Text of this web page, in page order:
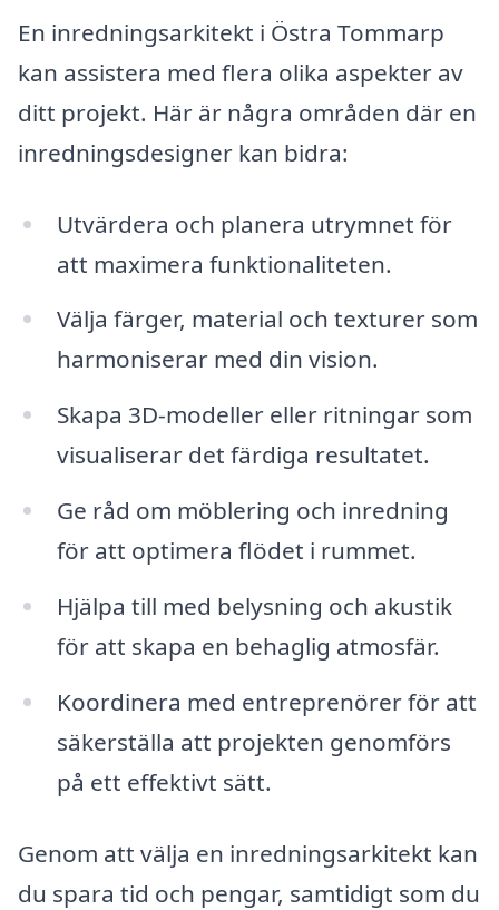
En inredningsarkitekt i Östra Tommarp
kan assistera med flera olika aspekter av
ditt projekt. Här är några områden där en
inredningsdesigner kan bidra:
Utvärdera och planera utrymnet för
att maximera funktionaliteten.
Välja färger, material och texturer som
harmoniserar med din vision.
Skapa 3D-modeller eller ritningar som
visualiserar det färdiga resultatet.
Ge råd om möblering och inredning
för att optimera flödet i rummet.
Hjälpa till med belysning och akustik
för att skapa en behaglig atmosfär.
Koordinera med entreprenörer för att
säkerställa att projekten genomförs
på ett effektivt sätt.
Genom att välja en inredningsarkitekt kan
du spara tid och pengar, samtidigt som du